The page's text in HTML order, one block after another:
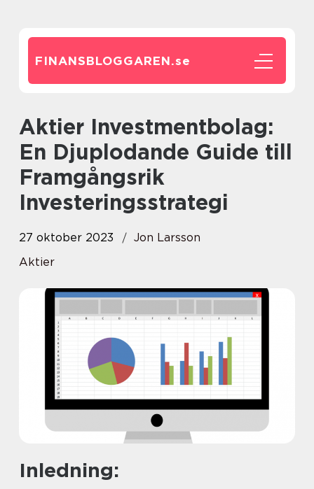
FINANSBLOGGAREN.se
Aktier Investmentbolag:
En Djuplodande Guide till
Framgångsrik
Investeringsstrategi
27 oktober 2023
Jon Larsson
Aktier
Inledning: